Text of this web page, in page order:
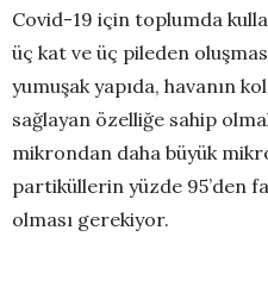
Covid-19 için toplumda
üç kat ve üç pileden
yumuşak yapıda, havanın
sağlayan özelliğe sahip
mikrondan daha büyük
partiküllerin yüzde 95’den
olması gerekiyor.